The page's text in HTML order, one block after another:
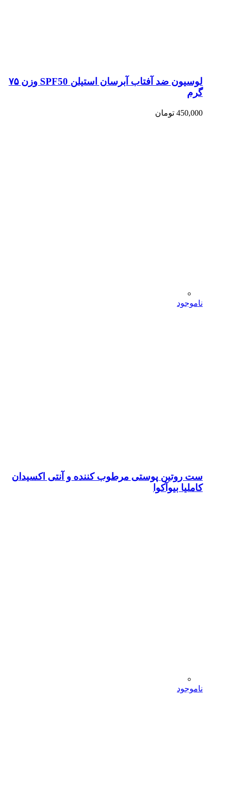
لوسیون ضد آفتاب آبرسان استیلن SPF50 وزن ۷۵
گرم
450,000 تومان
ناموجود
ست روتین پوستی مرطوب کننده و آنتی اکسیدان
کاملیا بیوآکوا
ناموجود